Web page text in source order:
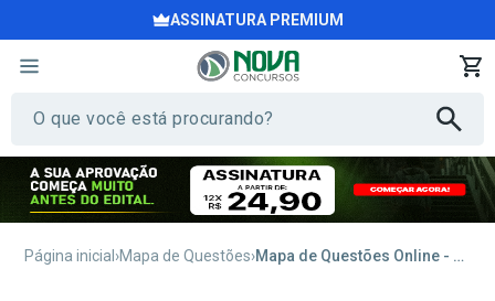
ASSINATURA PREMIUM
Página inicial Mapa de Questões Mapa de Questões Online - Pref. Conceição do Jacuípe-BA - Professor Fundamental I - 7 Mil Questões